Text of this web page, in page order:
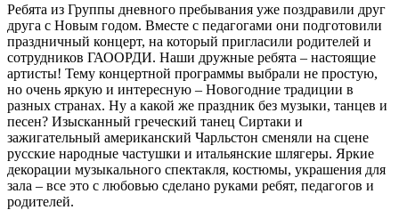
Ребята из Группы дневного пребывания уже поздравили друг
друга с Новым годом. Вместе с педагогами они подготовили
праздничный концерт, на который пригласили родителей и
сотрудников ГАООРДИ. Наши дружные ребята – настоящие
артисты! Тему концертной программы выбрали не простую,
но очень яркую и интересную – Новогодние традиции в
разных странах. Ну а какой же праздник без музыки, танцев и
песен? Изысканный греческий танец Сиртаки и
зажигательный американский Чарльстон сменяли на сцене
русские народные частушки и итальянские шлягеры. Яркие
декорации музыкального спектакля, костюмы, украшения для
зала – все это с любовью сделано руками ребят, педагогов и
родителей.